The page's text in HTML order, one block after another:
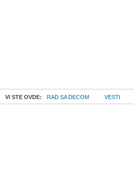
VI STE OVDE: RAD SA DECOM VESTI